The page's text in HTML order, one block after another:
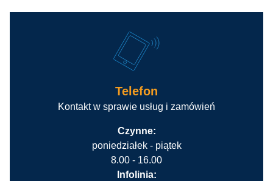
Telefon
Kontakt w sprawie usług i zamówień
Czynne:
poniedziałek - piątek
8.00 - 16.00
Infolinia: